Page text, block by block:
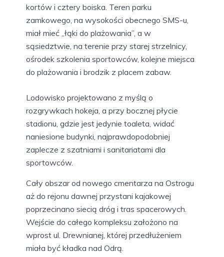
kortów i cztery boiska. Teren parku
zamkowego, na wysokości obecnego SMS-u,
miał mieć „łąki do plażowania”, a w
sąsiedztwie, na terenie przy starej strzelnicy,
ośrodek szkolenia sportowców, kolejne miejsca
do plażowania i brodzik z placem zabaw.
Lodowisko projektowano z myślą o
rozgrywkach hokeja, a przy bocznej płycie
stadionu, gdzie jest jedynie toaleta, widać
naniesione budynki, najprawdopodobniej
zaplecze z szatniami i sanitariatami dla
sportowców.
Cały obszar od nowego cmentarza na Ostrogu
aż do rejonu dawnej przystani kajakowej
poprzecinano siecią dróg i tras spacerowych.
Wejście do całego kompleksu założono na
wprost ul. Drewnianej, której przedłużeniem
miała być kładka nad Odrą.